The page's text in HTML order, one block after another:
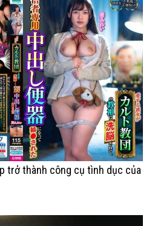
trở thành công cụ tình dục của